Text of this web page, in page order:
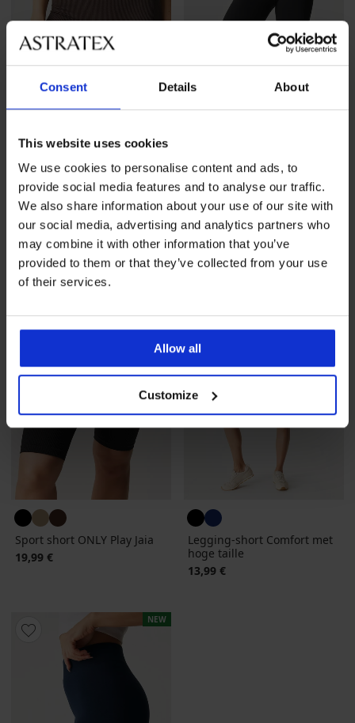
Consent Details About
This website uses cookies
We use cookies to personalise content and ads, to
provide social media features and to analyse our traffic.
We also share information about your use of our site with
our social media, advertising and analytics partners who
may combine it with other information that you’ve
provided to them or that they’ve collected from your use
of their services.
Allow all
Customize
Sport short ONLY Play Jaia
Sportbroek Zari
Korting
22,50 € Oorspronkelijke prijs
44,99 €
Sport short ONLY Play Jaia
19,99 €
NEW
Legging-short Comfort met
hoge taille
13,99 €
NEW